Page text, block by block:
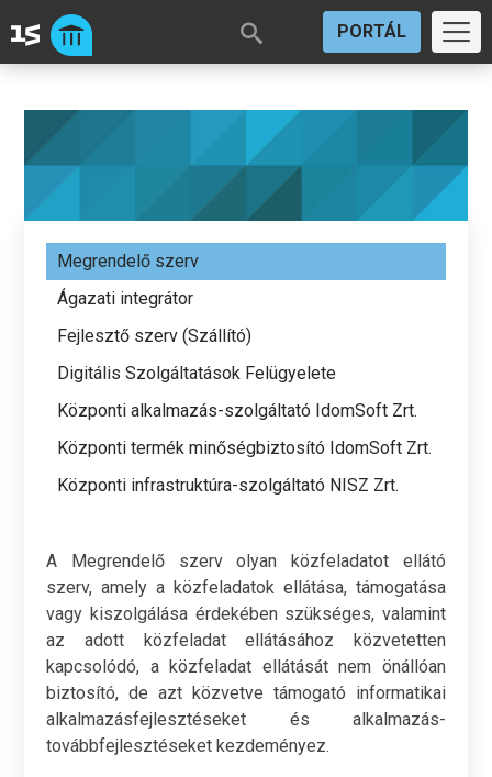
PORTÁL
Megrendelő szerv
Ágazati integrátor
Fejlesztő szerv (Szállító)
Digitális Szolgáltatások Felügyelete
Központi alkalmazás-szolgáltató IdomSoft Zrt.
Központi termék minőségbiztosító IdomSoft Zrt.
Központi infrastruktúra-szolgáltató NISZ Zrt.
A Megrendelő szerv olyan közfeladatot ellátó
szerv, amely a közfeladatok ellátása, támogatása
vagy kiszolgálása érdekében szükséges, valamint
az adott közfeladat ellátásához közvetetten
kapcsolódó, a közfeladat ellátását nem önállóan
biztosító, de azt közvetve támogató informatikai
alkalmazásfejlesztéseket és alkalmazás-
továbbfejlesztéseket kezdeményez.